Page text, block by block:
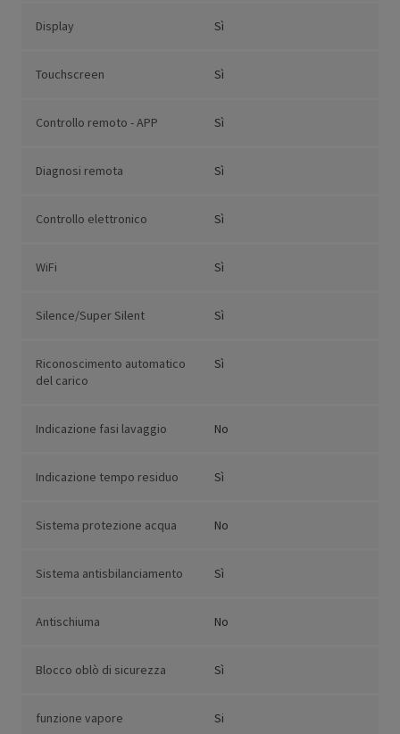
Display Sì
Touchscreen Sì
Controllo remoto - APP Sì
Diagnosi remota Sì
Controllo elettronico Sì
WiFi Sì
Silence/Super Silent Sì
Riconoscimento automatico
del carico
Sì
Indicazione fasi lavaggio No
Indicazione tempo residuo Sì
Sistema protezione acqua No
Sistema antisbilanciamento Sì
Antischiuma No
Blocco oblò di sicurezza Sì
funzione vapore Si